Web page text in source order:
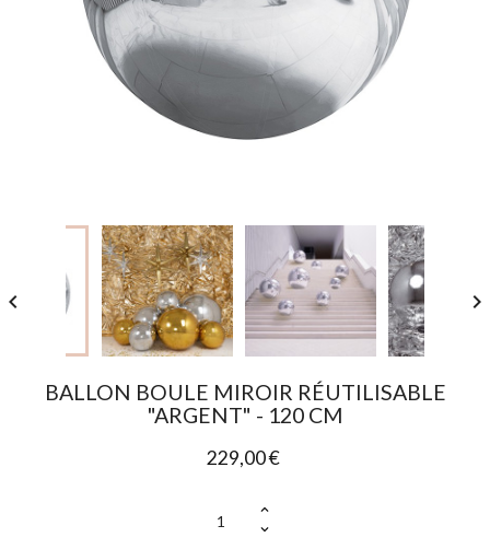
 
BALLON BOULE MIROIR RÉUTILISABLE
"ARGENT" - 120 CM
229,00 €